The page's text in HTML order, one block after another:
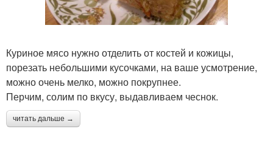
Куриное мясо нужно отделить от костей и кожицы,
порезать небольшими кусочками, на ваше усмотрение,
можно очень мелко, можно покрупнее.
Перчим, солим по вкусу, выдавливаем чеснок.
читать дальше →